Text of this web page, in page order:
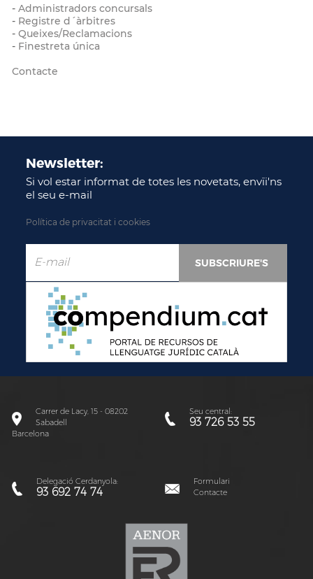
- Administradors concursals
- Registre d´àrbitres
- Queixes/Reclamacions
- Finestreta única
Contacte
Newsletter:
Si vol estar informat de totes les novetats, envïi'ns
el seu e-mail
Política de privacitat i cookies
Carrer de Lacy, 15 - 08202
Sabadell
Barcelona
Seu central:
93 726 53 55
Delegació Cerdanyola:
93 692 74 74
Formulari
Contacte